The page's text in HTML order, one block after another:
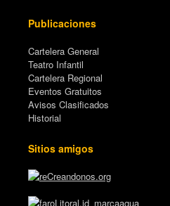
Publicaciones
Cartelera General
Teatro Infantil
Cartelera Regional
Eventos Gratuitos
Avisos Clasificados
Historial
Sitios amigos